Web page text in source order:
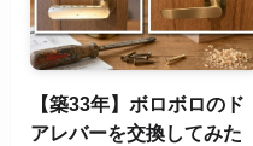
【築33年】ボロボロのド
アレバーを交換してみた